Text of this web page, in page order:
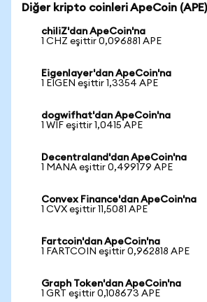
Diğer kripto coinleri ApeCoin
chiliZ'dan ApeCoin'na
1 CHZ eşittir 0,096881 APE
Eigenlayer'dan ApeCoin'na
1 EIGEN eşittir 1,3354 APE
dogwifhat'dan ApeCoin'na
1 WIF eşittir 1,0415 APE
Decentraland'dan ApeCoin'na
1 MANA eşittir 0,499179 APE
Convex Finance'dan ApeCoin'na
1 CVX eşittir 11,5081 APE
Fartcoin'dan ApeCoin'na
1 FARTCOIN eşittir 0,962818 APE
Graph Token'dan ApeCoin'na
1 GRT eşittir 0,108673 APE